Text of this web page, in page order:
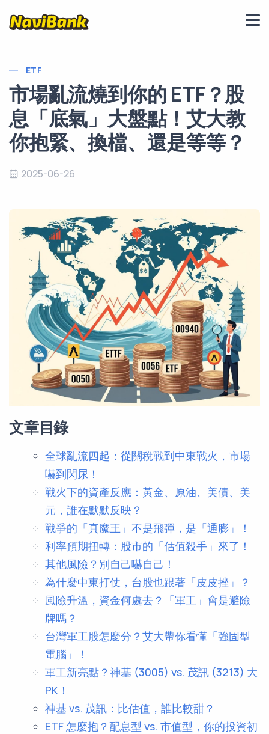
ETF
市場亂流燒到你的 ETF？股
息「底氣」大盤點！艾大教
你抱緊、換檔、還是等等？
2025-06-26
文章目錄
全球亂流四起：從關稅戰到中東戰火，市場
嚇到閃尿！
戰火下的資產反應：黃金、原油、美債、美
元，誰在默默反映？
戰爭的「真魔王」不是飛彈，是「通膨」！
利率預期扭轉：股市的「估值殺手」來了！
其他風險？別自己嚇自己！
為什麼中東打仗，台股也跟著「皮皮挫」？
風險升溫，資金何處去？「軍工」會是避險
牌嗎？
台灣軍工股怎麼分？艾大帶你看懂「強固型
電腦」！
軍工新亮點？神基 (3005) vs. 茂訊 (3213) 大
PK！
神基 vs. 茂訊：比估值，誰比較甜？
ETF 怎麼抱？配息型 vs. 市值型，你的投資初